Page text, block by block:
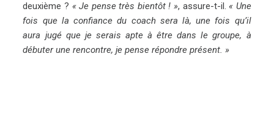
deuxième ? « Je pense très bientôt ! », assure-t-il.« Une
fois que la confiance du coach sera là, une fois qu’il
aura jugé que je serais apte à être dans le groupe, à
débuter une rencontre, je pense répondre présent. »